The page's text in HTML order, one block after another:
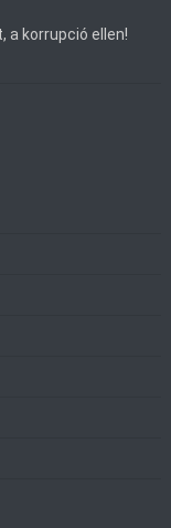
a korrupció ellen!